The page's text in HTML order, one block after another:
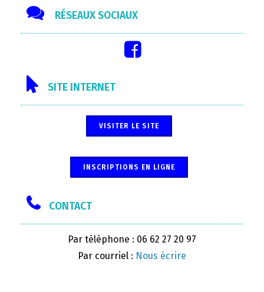
RÉSEAUX SOCIAUX
SITE INTERNET
VISITER LE SITE
INSCRIPTIONS EN LIGNE
CONTACT
Par téléphone : 06 62 27 20 97
Par courriel : Nous écrire